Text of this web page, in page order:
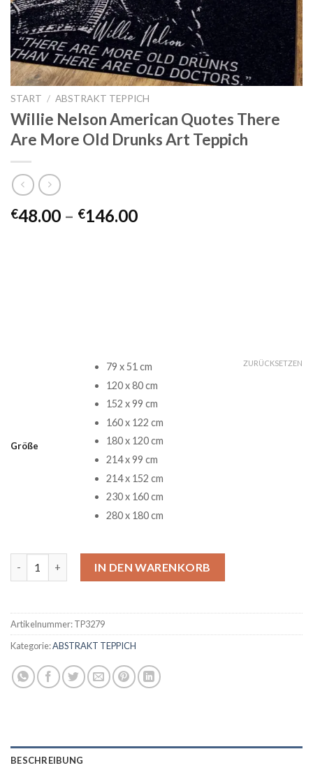
START / ABSTRAKT TEPPICH
Willie Nelson American Quotes There
Are More Old Drunks Art Teppich
€48.00 – €146.00Preisspanne:
Größe
79 x 51 cm
120 x 80 cm
152 x 99 cm
160 x 122 cm
180 x 120 cm
214 x 99 cm
214 x 152 cm
230 x 160 cm
280 x 180 cm
ZURÜCKSETZEN
IN DEN WARENKORB
Artikelnummer:TP3279
Kategorie:ABSTRAKT TEPPICH
BESCHREIBUNG